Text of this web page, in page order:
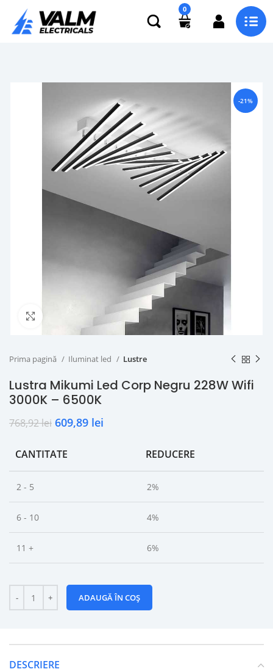
0
-21%
Click to enlarge
Prima pagină Iluminat led Lustre
Lustra Mikumi Led Corp Negru 228W Wifi
3000K – 6500K
768,92lei 609,89 lei
CANTITATE REDUCERE
2 - 5 2%
6 - 10 4%
11 + 6%
ADAUGĂ ÎN COȘ
DESCRIERE